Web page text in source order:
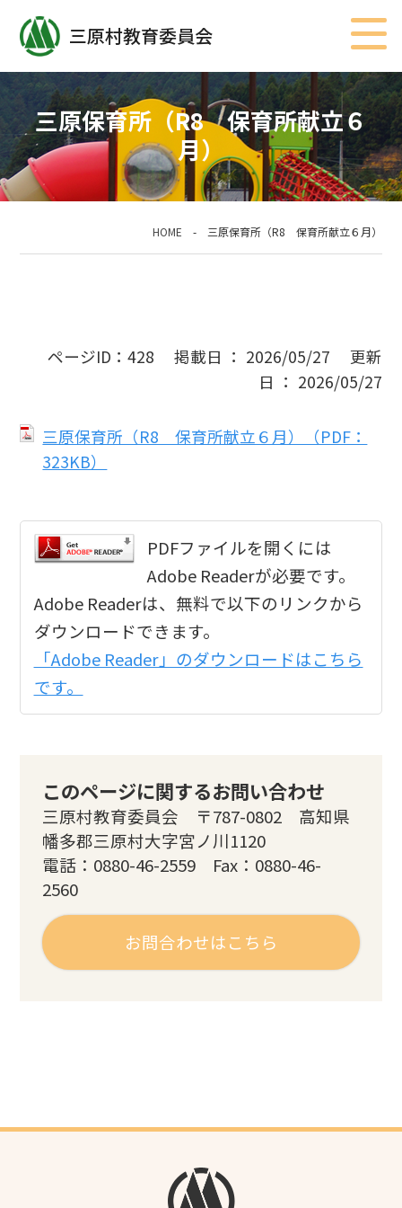
三原村教育委員会
三原保育所（R8 保育所献立６
月）
HOME - 三原保育所（R8 保育所献立６月）
ページID：428 掲載日 ： 2026/05/27 更新
日 ： 2026/05/27
三原保育所（R8 保育所献立６月）（PDF：
323KB）
PDFファイルを開くには
Adobe Readerが必要です。
Adobe Readerは、無料で以下のリンクから
ダウンロードできます。
「Adobe Reader」のダウンロードはこちら
です。
このページに関するお問い合わせ
三原村教育委員会 〒787-0802 高知県
幡多郡三原村大字宮ノ川1120
電話：0880-46-2559 Fax：0880-46-
2560
お問合わせはこちら